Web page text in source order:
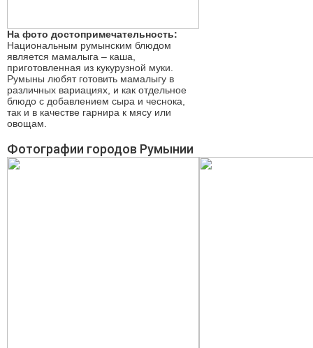
На фото достопримечательность:
Национальным румынским блюдом
является мамалыга – каша,
приготовленная из кукурузной муки.
Румыны любят готовить мамалыгу в
различных вариациях, и как отдельное
блюдо с добавлением сыра и чеснока,
так и в качестве гарнира к мясу или
овощам.
Фотографии городов Румынии